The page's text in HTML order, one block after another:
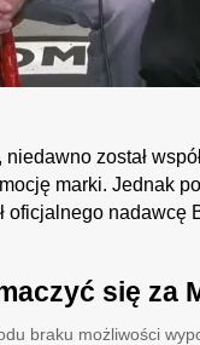
niedawno został
marki. Jednak
oficjalnego nadawcę
się za
braku możliwości